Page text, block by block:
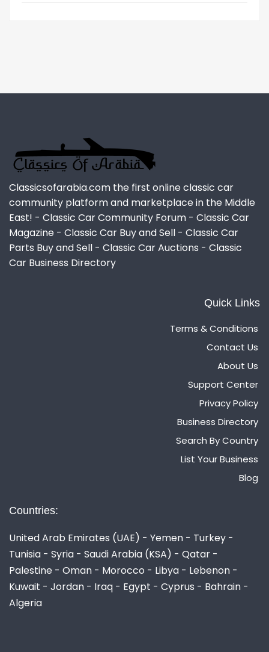
Classicsofarabia.com the first online classic car
community platform and marketplace in the Middle
East! - Classic Car Community Forum - Classic Car
Magazine - Classic Car Buy and Sell - Classic Car
Parts Buy and Sell - Classic Car Auctions - Classic
Car Business Directory
Quick Links
Terms & Conditions
Contact Us
About Us
Support Center
Privacy Policy
Business Directory
Search By Country
List Your Business
Blog
Countries:
United Arab Emirates (UAE) - Yemen - Turkey -
Tunisia - Syria - Saudi Arabia (KSA) - Qatar -
Palestine - Oman - Morocco - Libya - Lebenon -
Kuwait - Jordan - Iraq - Egypt - Cyprus - Bahrain -
Algeria